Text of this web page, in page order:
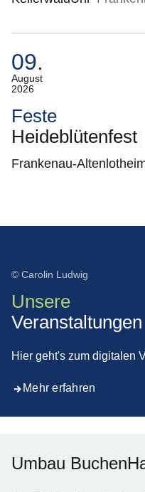
09.
August
2026
(Termin:
09.
August
2026)
Feste
Heideblütenfest
Frankenau-
© Carolin Ludwig
Unsere
Hier geht's zum digitalen
Mehr erfahren
Umbau